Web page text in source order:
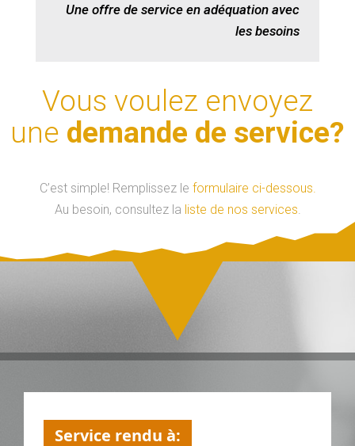
Une offre de service en adéquation avec
les besoins
Vous voulez envoyez
une demande de service?
C’est simple! Remplissez le formulaire ci-dessous.
Au besoin, consultez la liste de nos services